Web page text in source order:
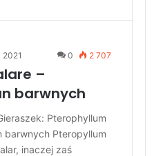
0 2 707
–
barwnych
Pterophyllum
barwnych Pteropyllum
inaczej zaś